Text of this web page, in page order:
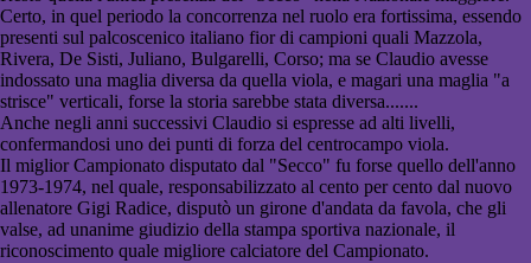
Certo, in quel periodo la concorrenza nel ruolo era fortissima, essendo
presenti sul palcoscenico italiano fior di campioni quali Mazzola,
Rivera, De Sisti, Juliano, Bulgarelli, Corso; ma se Claudio avesse
indossato una maglia diversa da quella viola, e magari una maglia "a
strisce" verticali, forse la storia sarebbe stata diversa.......
Anche negli anni successivi Claudio si espresse ad alti livelli,
confermandosi uno dei punti di forza del centrocampo viola.
Il miglior Campionato disputato dal "Secco" fu forse quello dell'anno
1973-1974, nel quale, responsabilizzato al cento per cento dal nuovo
allenatore Gigi Radice, disputò un girone d'andata da favola, che gli
valse, ad unanime giudizio della stampa sportiva nazionale, il
riconoscimento quale migliore calciatore del Campionato.